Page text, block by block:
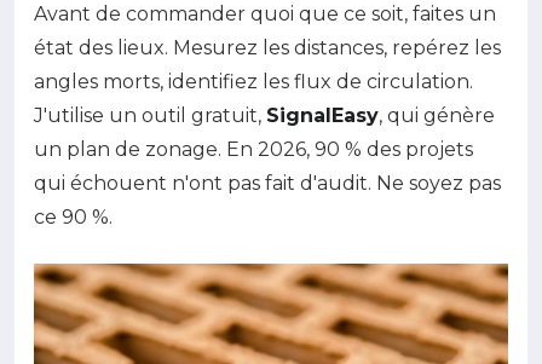
Avant de commander quoi que ce soit, faites un
état des lieux. Mesurez les distances, repérez les
angles morts, identifiez les flux de circulation.
J'utilise un outil gratuit, SignalEasy, qui génère
un plan de zonage. En 2026, 90 % des projets
qui échouent n'ont pas fait d'audit. Ne soyez pas
ce 90 %.